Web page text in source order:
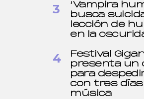
‘Vampira
busca
lección de
en la
Festival
presenta un
para
con tres días
música